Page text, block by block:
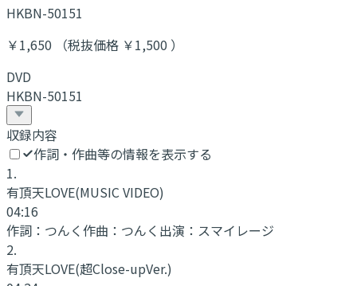
HKBN-50151
￥1,650 （税抜価格 ￥1,500 ）
DVD
HKBN-50151
収録内容
作詞・作曲等の情報を表示する
1.
有頂天LOVE(MUSIC VIDEO)
04:16
作詞： つんく作曲： つんく 出演： スマイレージ
2.
有頂天LOVE(超Close-upVer.)